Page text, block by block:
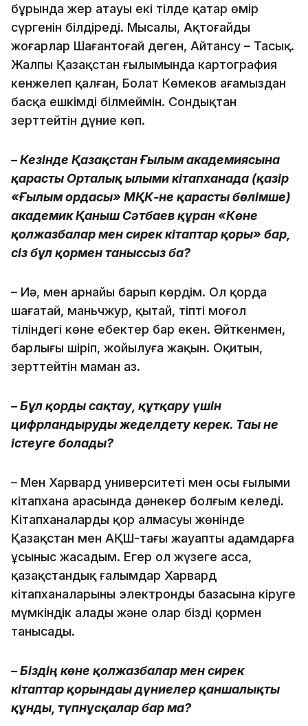
бұрында жер атауы екі тілде қатар өмір
сүргенін білдіреді. Мысалы, Ақтоғайды
жоңғарлар Шағантоғай деген, Айтансу – Таңсық.
Жалпы Қазақстан ғылымында картография
кенжелеп қалған, Болат Көмеков ағамыздан
басқа ешкімді білмеймін. Сондықтан
зерттейтін дүние көп.
– Кезінде Қазақстан Ғылым академиясына
қарасты Орталық ғылыми кітапханада (қазір
«Ғылым ордасы» МҚК-не қарасты бөлімше)
академик Қаныш Сәтбаев құрған «Көне
қолжазбалар мен сирек кітаптар қоры» бар,
сіз бұл қормен таныссыз ба?
– Иә, мен арнайы барып көрдім. Ол қорда
шағатай, маньчжур, қытай, тіпті моңғол
тіліндегі көне еңбектер бар екен. Әйткенмен,
барлығы шіріп, жойылуға жақын. Оқитын,
зерттейтін маман аз.
– Бұл қорды сақтау, құтқару үшін
цифрландыруды жеделдету керек. Тағы не
істеуге болады?
– Мен Харвард университеті мен осы ғылыми
кітапхана арасында дәнекер болғым келеді.
Кітапханалардың қор алмасуы жөнінде
Қазақстан мен АҚШ-тағы жауапты адамдарға
ұсыныс жасадым. Егер ол жүзеге асса,
қазақстандық ғалымдар Харвард
кітапханаларының электронды базасына кіруге
мүмкіндік алады және олар біздің қормен
танысады.
– Біздің көне қолжазбалар мен сирек
кітаптар қорындағы дүниелер қанша­лықты
құнды, түпнұсқалар бар ма?